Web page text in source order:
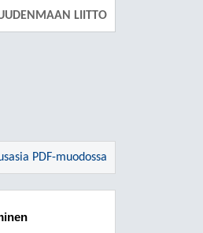
LIITTO
PDF-muodossa